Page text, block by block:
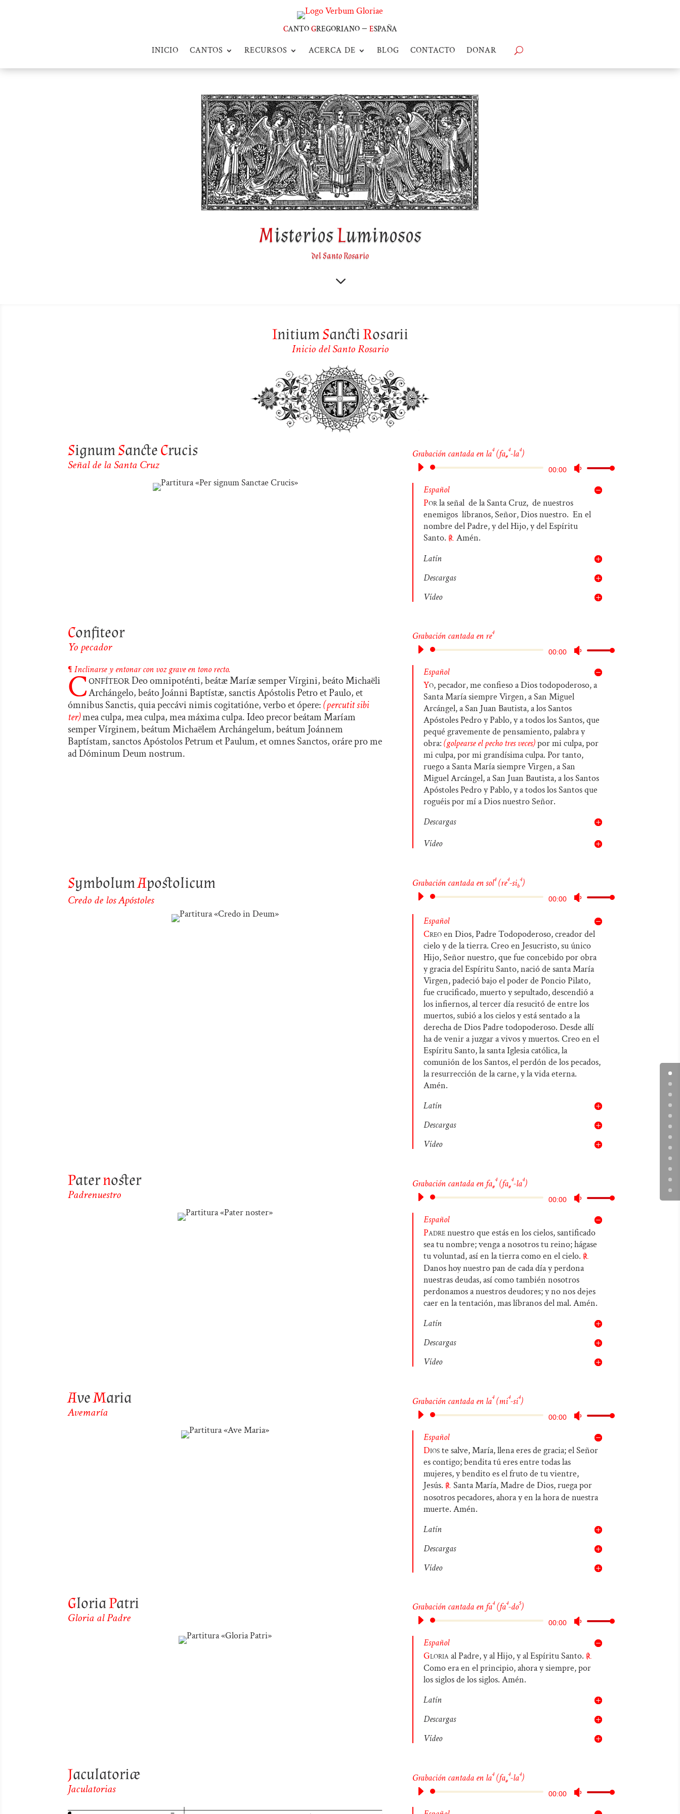
cantogregoriano –españa
INICIO CANTOS RECURSOS ACERCA DE BLOG CONTACTO DONAR
MisteriosLuminosos
del Santo Rosario
3
InitiumSanctiRosarii
Inicio del Santo Rosario
SignumSancteCrucis
Señal de la Santa Cruz
Grabación cantada en la4(fa#
4-la4)
Reproductor
audio
00:00
Utiliza
de
para
aumentar
Español
Porla señal de la Santa Cruz, de nuestros
enemigos líbranos, Señor, Dios nuestro. En el
nombre del Padre, y del Hijo, y del Espíritu
Santo. ℟. Amén.
Latín
Descargas
Vídeo
Confiteor
Yo pecador
Grabación cantada en re4
Reproductor
audio
00:00
Utiliza
teclas
arriba/abajo
para
aumentar
disminuir
volumen.
¶Inclinarse y entonar con voz grave en tono recto.
ConfíteorDeo omnipoténti, beátæ Maríæ semper Vírgini, beáto Michaëli
Archángelo, beáto Joánni Baptístæ, sanctis Apóstolis Petro et Paulo, et
ómnibus Sanctis, quia peccávi nimis cogitatióne, verbo et ópere:(percutit sibi
ter)mea culpa, mea culpa, mea máxima culpa. Ideo precor beátam Maríam
semper Vírginem, beátum Michaëlem Archángelum, beátum Joánnem
Baptístam, sanctos Apóstolos Petrum et Paulum, et omnes Sanctos, oráre pro me
ad Dóminum Deum nostrum.
Español
Yo, pecador, me confieso a Dios todopoderoso, a
Santa María siempre Virgen, a San Miguel
Arcángel, a San Juan Bautista, a los Santos
Apóstoles Pedro y Pablo, y a todos los Santos, que
pequé gravemente de pensamiento, palabra y
obra: (golpearse el pecho tres veces)por mi culpa, por
mi culpa, por mi grandísima culpa. Por tanto,
ruego a Santa María siempre Virgen, a San
Miguel Arcángel, a San Juan Bautista, a los Santos
Apóstoles Pedro y Pablo, y a todos los Santos que
roguéis por mí a Dios nuestro Señor.
Descargas
Vídeo
SymbolumApostolicum
Credo de los Apóstoles
Grabación cantada en sol4(re4-sib
4)
Reproductor
audio
00:00
Utiliza
teclas
de
flecha
para
aumentar
o
disminuir
volumen.
Español
Creoen Dios, Padre Todopoderoso, creador del
cielo y de la tierra. Creo en Jesucristo, su único
Hijo, Señor nuestro, que fue concebido por obra
y gracia del Espíritu Santo, nació de santa María
Virgen, padeció bajo el poder de Poncio Pilato,
fue crucificado, muerto y sepultado, descendió a
los infiernos, al tercer día resucitó de entre los
muertos, subió a los cielos y está sentado a la
derecha de Dios Padre todopoderoso. Desde allí
ha de venir a juzgar a vivos y muertos. Creo en el
Espíritu Santo, la santa Iglesia católica, la
comunión de los Santos, el perdón de los pecados,
la resurrección de la carne, y la vida eterna.
Amén.
Latín
Descargas
Vídeo
Paternoster
Padrenuestro
Grabación cantada en fa#
4(fa#
4-la4)
Reproductor
audio
00:00
Utiliza
teclas
de
flecha
para
aumentar
volumen.
Español
Padrenuestro que estás en los cielos, santificado
sea tu nombre; venga a nosotros tu reino; hágase
tu voluntad, así en la tierra como en el cielo. ℟.
Danos hoy nuestro pan de cada día y perdona
nuestras deudas, así como también nosotros
perdonamos a nuestros deudores; y no nos dejes
caer en la tentación, mas líbranos del mal. Amén.
Latín
Descargas
Vídeo
AveMaria
Avemaría
Grabación cantada en la4(mi4-si4)
Reproductor
audio
00:00
Utiliza
teclas
arriba/abajo
aumentar
disminuir
Español
Dioste salve, María, llena eres de gracia; el Señor
es contigo; bendita tú eres entre todas las
mujeres, y bendito es el fruto de tu vientre,
Jesús. ℟. Santa María, Madre de Dios, ruega por
nosotros pecadores, ahora y en la hora de nuestra
muerte. Amén.
Latín
Descargas
Vídeo
GloriaPatri
Gloria al Padre
Grabación cantada en fa4(fa4-do5)
Reproductor
audio
00:00
Utiliza
teclas
de
arriba/abajo
para
volumen.
Español
Gloriaal Padre, y al Hijo, y al Espíritu Santo. ℟.
Como era en el principio, ahora y siempre, por
los siglos de los siglos. Amén.
Latín
Descargas
Vídeo
Jaculatoriæ
Jaculatorias
Grabación cantada en la4(fa#
4-la4)
Reproductor00:00
Utiliza